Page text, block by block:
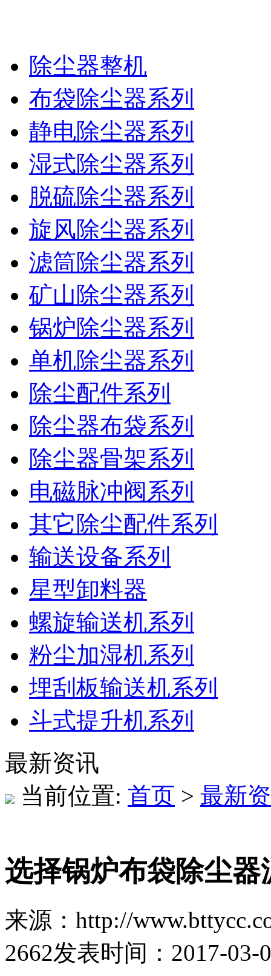
除尘器整机
布袋除尘器系列
静电除尘器系列
湿式除尘器系列
脱硫除尘器系列
旋风除尘器系列
滤筒除尘器系列
矿山除尘器系列
锅炉除尘器系列
单机除尘器系列
除尘配件系列
除尘器布袋系列
除尘器骨架系列
电磁脉冲阀系列
其它除尘配件系列
输送设备系列
星型卸料器
螺旋输送机系列
粉尘加湿机系列
埋刮板输送机系列
斗式提升机系列
最新资讯
当前位置: 首页 > 最新
选择锅炉布袋除尘器
来源：http://
2662发表时间：2017-03-